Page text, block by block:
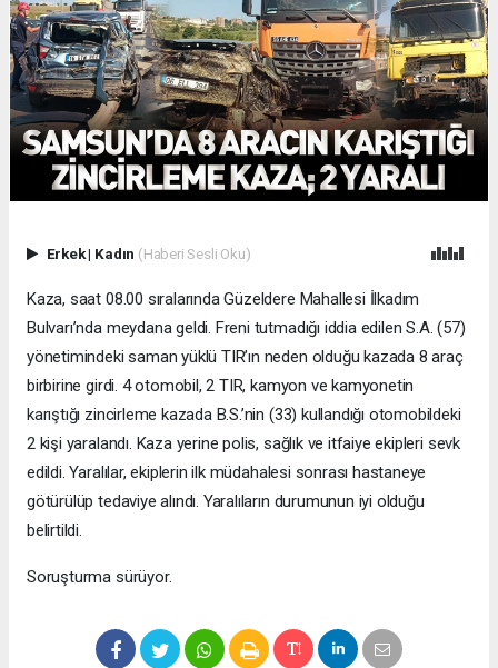
Erkek| Kadın (Haberi Sesli Oku)
Kaza, saat 08.00 sıralarında Güzeldere Mahallesi İlkadım
Bulvarı’nda meydana geldi. Freni tutmadığı iddia edilen S.A. (57)
yönetimindeki saman yüklü TIR’ın neden olduğu kazada 8 araç
birbirine girdi. 4 otomobil, 2 TIR, kamyon ve kamyonetin
karıştığı zincirleme kazada B.S.’nin (33) kullandığı otomobildeki
2 kişi yaralandı. Kaza yerine polis, sağlık ve itfaiye ekipleri sevk
edildi. Yaralılar, ekiplerin ilk müdahalesi sonrası hastaneye
götürülüp tedaviye alındı. Yaralıların durumunun iyi olduğu
belirtildi.
Soruşturma sürüyor.